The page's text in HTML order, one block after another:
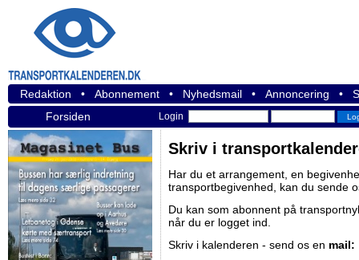
Redaktion • Abonnement • Nyhedsmail • Annoncering •
Forsiden
Login
Skriv i
Har du et arrangement, en
transportbegivenhed, kan du sende
Du kan som abonnent på
når du er logget ind.
Skriv i kalenderen - send os en mail: